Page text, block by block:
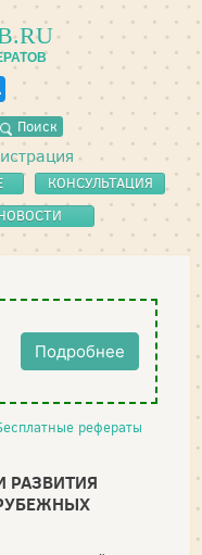
Поиск
КОНСУЛЬТАЦИЯ
Подробнее
рефераты
РАЗВИТИЯ